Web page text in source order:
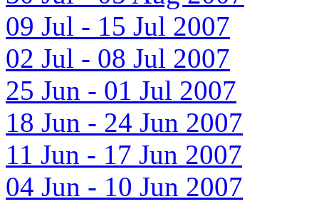
09 Jul - 15 Jul 2007
02 Jul - 08 Jul 2007
25 Jun - 01 Jul 2007
18 Jun - 24 Jun 2007
11 Jun - 17 Jun 2007
04 Jun - 10 Jun 2007